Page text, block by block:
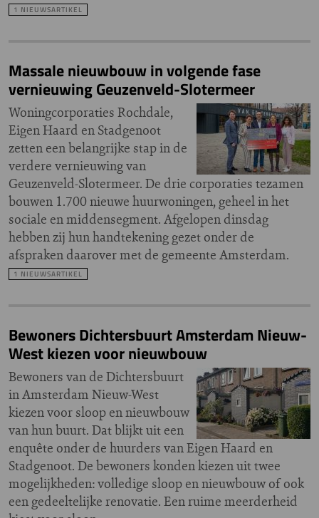
1 NIEUWSARTIKEL
Massale nieuwbouw in volgende fase
vernieuwing Geuzenveld-Slotermeer
Woningcorporaties Rochdale,
Eigen Haard en Stadgenoot
zetten een belangrijke stap in de
verdere vernieuwing van
Geuzenveld-Slotermeer. De drie corporaties tezamen
bouwen 1.700 nieuwe huurwoningen, geheel in het
sociale en middensegment. Afgelopen dinsdag
hebben zij hun handtekening gezet onder de
afspraken daarover met de gemeente Amsterdam.
1 NIEUWSARTIKEL
Bewoners Dichtersbuurt Amsterdam Nieuw-
West kiezen voor nieuwbouw
Bewoners van de Dichtersbuurt
in Amsterdam Nieuw-West
kiezen voor sloop en nieuwbouw
van hun buurt. Dat blijkt uit een
enquête onder de huurders van Eigen Haard en
Stadgenoot. De bewoners konden kiezen uit twee
mogelijkheden: volledige sloop en nieuwbouw of ook
een gedeeltelijke renovatie. Een ruime meerderheid